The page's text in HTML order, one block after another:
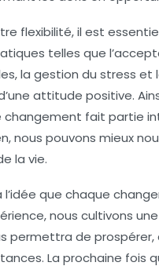
flexibilité, il est
telles que
la gestion du stress et
attitude positive.
fait partie
nous pouvons mieux
la vie.
l’idée que chaque
nous cultivons une
permettra de prospérer,
La prochaine fois